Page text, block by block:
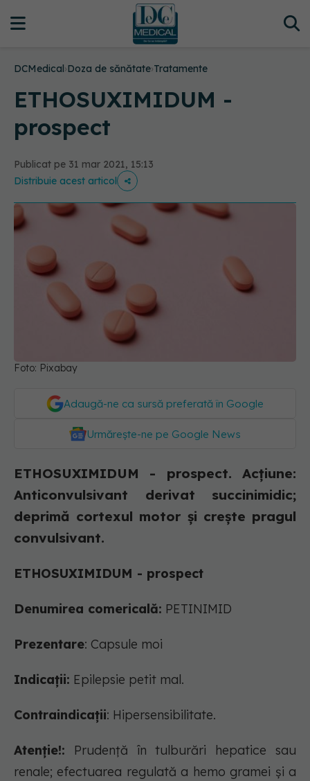
DCMedical›Doza de sănătate›Tratamente
ETHOSUXIMIDUM -
prospect
Publicat pe 31 mar 2021, 15:13
Distribuie acest articol
Foto: Pixabay
Adaugă-ne ca sursă preferată în Google
Urmărește-ne pe Google News
ETHOSUXIMIDUM - prospect. Acţiune:
Anticonvulsivant derivat succinimidic;
deprimă cortexul motor şi creşte pragul
convulsivant.
ETHOSUXIMIDUM - prospect
Denumirea comericală: PETINIMID
Prezentare: Capsule moi
Indicații: Epilepsie petit mal.
Contraindicații: Hipersensibilitate.
Atenție!: Prudenţă în tulburări hepatice sau
renale; efectuarea regulată a hemo gramei şi a